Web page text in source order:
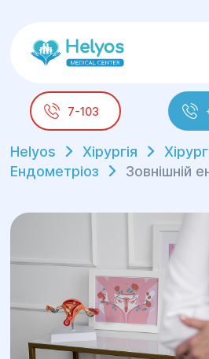
7-103
Helyos Хірургія
Ендометріоз
Зовнішній